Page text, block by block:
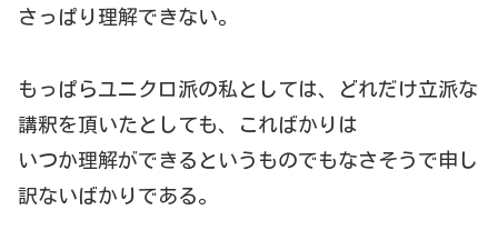
さっぱり理解できない。
もっぱらユニクロ派の私としては、どれだけ立派な
講釈を頂いたとしても、こればかりは
いつか理解ができるというものでもなさそうで申し
訳ないばかりである。